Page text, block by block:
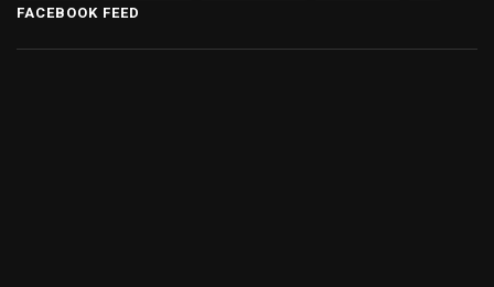
FACEBOOK FEED